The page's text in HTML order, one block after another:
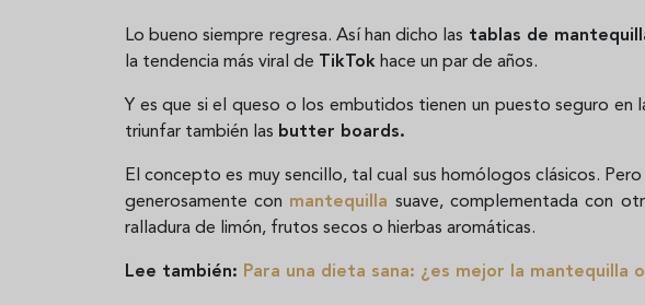
Lo bueno siempre regresa. Así han dicho las tablas de
la tendencia más viral de TikTok hace un par de años.
Y es que si el queso o los embutidos tienen un puesto seguro en
triunfar también las butter boards.
El concepto es muy sencillo, tal cual sus homólogos clásicos.
generosamente con mantequilla suave, complementada con
ralladura de limón, frutos secos o hierbas aromáticas.
Lee también: Para una dieta sana: ¿es mejor la mantequilla